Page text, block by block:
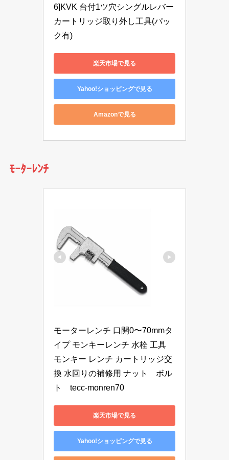
6]KVK 台付1ツ穴シングルレバー
カートリッジ取り外し工具(パッ
ク有)
楽天市場で見る
Yahoo!ショッピングで見る
Amazonで見る
ﾓｰﾀｰﾚﾝﾁ
モーターレンチ 口開0〜70mmタ
イプ モンキーレンチ 水栓 工具
モンキー レンチ カートリッジ交
換 水回りの補修用 ナット　ボル
ト　tecc-monren70
楽天市場で見る
Yahoo!ショッピングで見る